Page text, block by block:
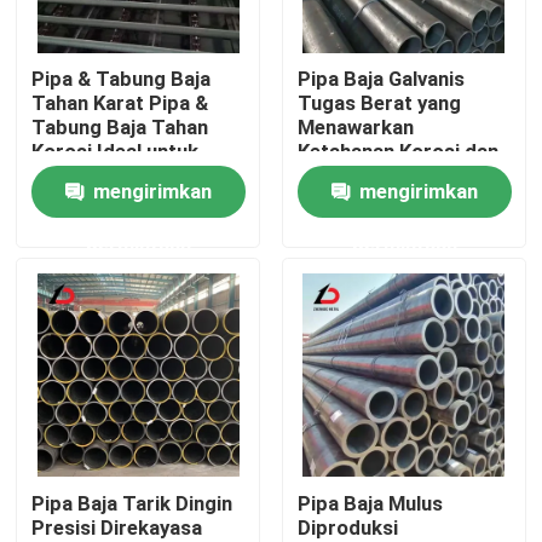
Tentang Kami
Tur Pabrik
Kontrol Kualitas
Berita
Kasus-kasus
Minta Kutipan
Koil Baja Galvanis
Pipa & Tabung Baja
Tahan Karat Pipa &
Tabung Baja Tahan
Korosi Ideal untuk
Pemrosesan Kimia dan
Sistem Industri
mengirimkan
Pipa Baja Galvanis
Tugas Berat yang
Menawarkan
Ketahanan Korosi dan
Ketahanan Mekanis
yang Luar Biasa untuk
Proyek Industri
mengirimkan
Pipa Baja Tarik Dingin
Presisi Direkayasa
Pipa Baja Mulus
Diproduksi